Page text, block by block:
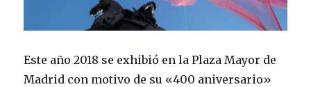
Este año 2018 se exhibió en la Plaza Mayor de
Madrid con motivo de su «400 aniversario»